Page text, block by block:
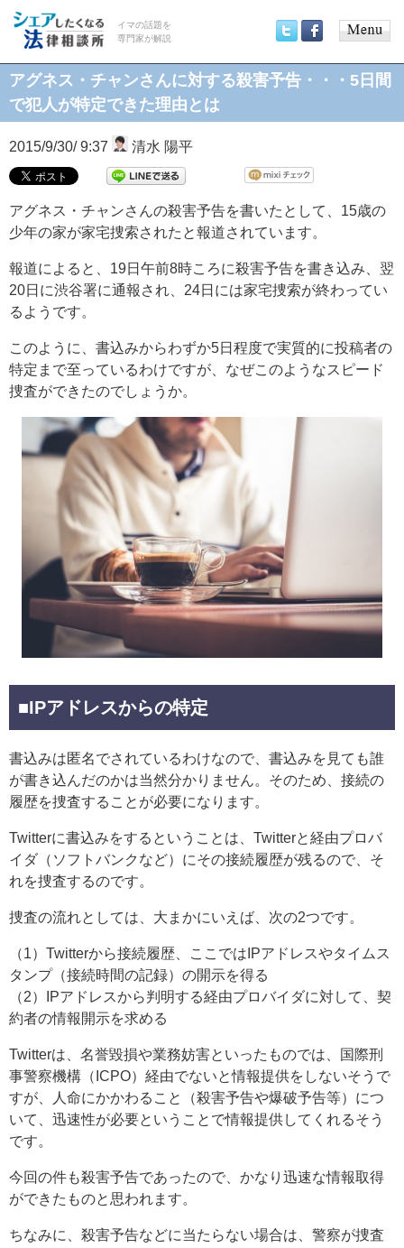
イマの話題を
専門家が解説
menu
アグネス・チャンさんに対する殺害予告・・・5日間
で犯人が特定できた理由とは
2015/9/30/ 9:37 清水 陽平
アグネス・チャンさんの殺害予告を書いたとして、15歳の
少年の家が家宅捜索されたと報道されています。
報道によると、19日午前8時ころに殺害予告を書き込み、翌
20日に渋谷署に通報され、24日には家宅捜索が終わってい
るようです。
このように、書込みからわずか5日程度で実質的に投稿者の
特定まで至っているわけですが、なぜこのようなスピード
捜査ができたのでしょうか。
■IPアドレスからの特定
書込みは匿名でされているわけなので、書込みを見ても誰
が書き込んだのかは当然分かりません。そのため、接続の
履歴を捜査することが必要になります。
Twitterに書込みをするということは、Twitterと経由プロバ
イダ（ソフトバンクなど）にその接続履歴が残るので、そ
れを捜査するのです。
捜査の流れとしては、大まかにいえば、次の2つです。
（1）Twitterから接続履歴、ここではIPアドレスやタイムス
タンプ（接続時間の記録）の開示を得る
（2）IPアドレスから判明する経由プロバイダに対して、契
約者の情報開示を求める
Twitterは、名誉毀損や業務妨害といったものでは、国際刑
事警察機構（ICPO）経由でないと情報提供をしないそうで
すが、人命にかかわること（殺害予告や爆破予告等）につ
いて、迅速性が必要ということで情報提供してくれるそう
です。
今回の件も殺害予告であったので、かなり迅速な情報取得
ができたものと思われます。
ちなみに、殺害予告などに当たらない場合は、警察が捜査